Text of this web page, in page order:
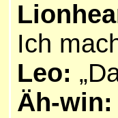
Ich
Leo:
Äh-win: